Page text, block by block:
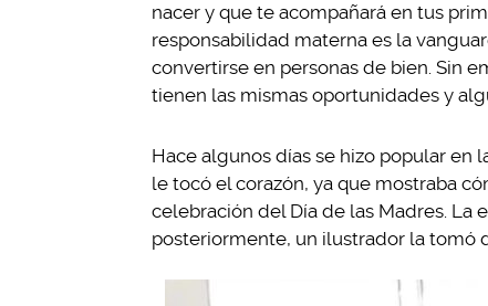
nacer y que te acompañará en tus
responsabilidad materna es la
convertirse en personas de bien. Sin
tienen las mismas oportunidades y
Hace algunos días se hizo popular en
le tocó el corazón, ya que mostraba
celebración del Día de las Madres. La
posteriormente, un ilustrador la tomó